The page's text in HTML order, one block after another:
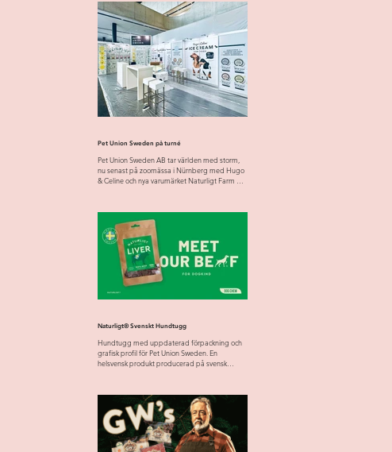
Pet Union Sweden på turné
Pet Union Sweden AB tar världen med storm,
nu senast på zoomässa i Nürnberg med Hugo
& Celine och nya varumärket Naturligt Farm &
Naturligt® Svenskt Hundtugg
Hundtugg med uppdaterad förpackning och
grafisk profil för Pet Union Sweden. En
helsvensk produkt producerad på svensk